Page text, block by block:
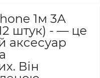
1м 3A
штук) - — це
аксесуар
Він